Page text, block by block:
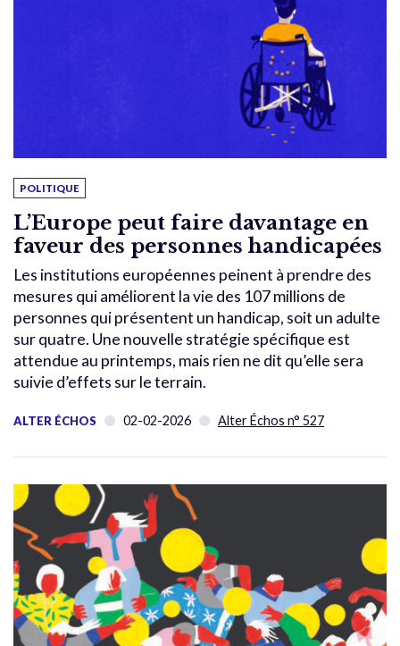
POLITIQUE
L’Europe peut faire davantage en
faveur des personnes handicapées
Les institutions européennes peinent à prendre des
mesures qui améliorent la vie des 107 millions de
personnes qui présentent un handicap, soit un adulte
sur quatre. Une nouvelle stratégie spécifique est
attendue au printemps, mais rien ne dit qu’elle sera
suivie d’effets sur le terrain.
ALTER ÉCHOS 02-02-2026 Alter Échos n° 527